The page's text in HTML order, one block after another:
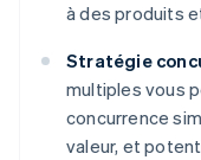
à des produits
Stratégie
multiples vous
concurrence
valeur, et